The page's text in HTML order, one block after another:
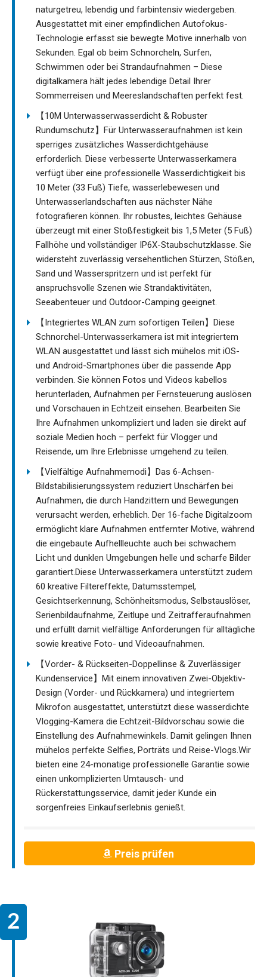
naturgetreu, lebendig und farbintensiv wiedergeben.
Ausgestattet mit einer empfindlichen Autofokus-
Technologie erfasst sie bewegte Motive innerhalb von
Sekunden. Egal ob beim Schnorcheln, Surfen,
Schwimmen oder bei Strandaufnahmen – Diese
digitalkamera hält jedes lebendige Detail Ihrer
Sommerreisen und Meereslandschaften perfekt fest.
【10M Unterwasserwasserdicht & Robuster
Rundumschutz】Für Unterwasseraufnahmen ist kein
sperriges zusätzliches Wasserdichtgehäuse
erforderlich. Diese verbesserte Unterwasserkamera
verfügt über eine professionelle Wasserdichtigkeit bis
10 Meter (33 Fuß) Tiefe, wasserlebewesen und
Unterwasserlandschaften aus nächster Nähe
fotografieren können. Ihr robustes, leichtes Gehäuse
überzeugt mit einer Stoßfestigkeit bis 1,5 Meter (5 Fuß)
Fallhöhe und vollständiger IP6X-Staubschutzklasse. Sie
widersteht zuverlässig versehentlichen Stürzen, Stößen,
Sand und Wasserspritzern und ist perfekt für
anspruchsvolle Szenen wie Strandaktivitäten,
Seeabenteuer und Outdoor-Camping geeignet.
【Integriertes WLAN zum sofortigen Teilen】Diese
Schnorchel-Unterwasserkamera ist mit integriertem
WLAN ausgestattet und lässt sich mühelos mit iOS-
und Android-Smartphones über die passende App
verbinden. Sie können Fotos und Videos kabellos
herunterladen, Aufnahmen per Fernsteuerung auslösen
und Vorschauen in Echtzeit einsehen. Bearbeiten Sie
Ihre Aufnahmen unkompliziert und laden sie direkt auf
soziale Medien hoch – perfekt für Vlogger und
Reisende, um Ihre Erlebnisse umgehend zu teilen.
【Vielfältige Aufnahmemodi】Das 6-Achsen-
Bildstabilisierungssystem reduziert Unschärfen bei
Aufnahmen, die durch Handzittern und Bewegungen
verursacht werden, erheblich. Der 16-fache Digitalzoom
ermöglicht klare Aufnahmen entfernter Motive, während
die eingebaute Aufhellleuchte auch bei schwachem
Licht und dunklen Umgebungen helle und scharfe Bilder
garantiert.Diese Unterwasserkamera unterstützt zudem
60 kreative Filtereffekte, Datumsstempel,
Gesichtserkennung, Schönheitsmodus, Selbstauslöser,
Serienbildaufnahme, Zeitlupe und Zeitrafferaufnahmen
und erfüllt damit vielfältige Anforderungen für alltägliche
sowie kreative Foto- und Videoaufnahmen.
【Vorder- & Rückseiten-Doppellinse & Zuverlässiger
Kundenservice】Mit einem innovativen Zwei-Objektiv-
Design (Vorder- und Rückkamera) und integriertem
Mikrofon ausgestattet, unterstützt diese wasserdichte
Vlogging-Kamera die Echtzeit-Bildvorschau sowie die
Einstellung des Aufnahmewinkels. Damit gelingen Ihnen
mühelos perfekte Selfies, Porträts und Reise-Vlogs.Wir
bieten eine 24-monatige professionelle Garantie sowie
einen unkomplizierten Umtausch- und
Rückerstattungsservice, damit jeder Kunde ein
sorgenfreies Einkaufserlebnis genießt.
Preis prüfen